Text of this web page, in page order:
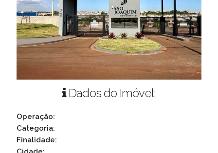
Dados do Imóvel:
Operação:
Categoria:
Finalidade: